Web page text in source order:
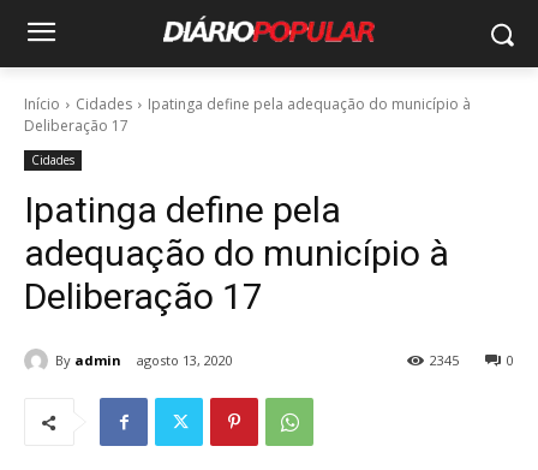
Início Cidades
Ipatinga define pela adequação do município à
Deliberação 17
Cidades
Ipatinga define pela
adequação do município à
Deliberação 17
By admin agosto 13, 2020 0
2345